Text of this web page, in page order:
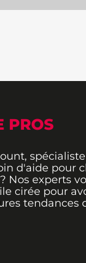
PROS
d'aide pour
Nos experts
cirée pour
tendances